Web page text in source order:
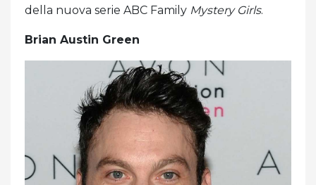
della nuova serie ABC Family Mystery Girls.
Brian Austin Green